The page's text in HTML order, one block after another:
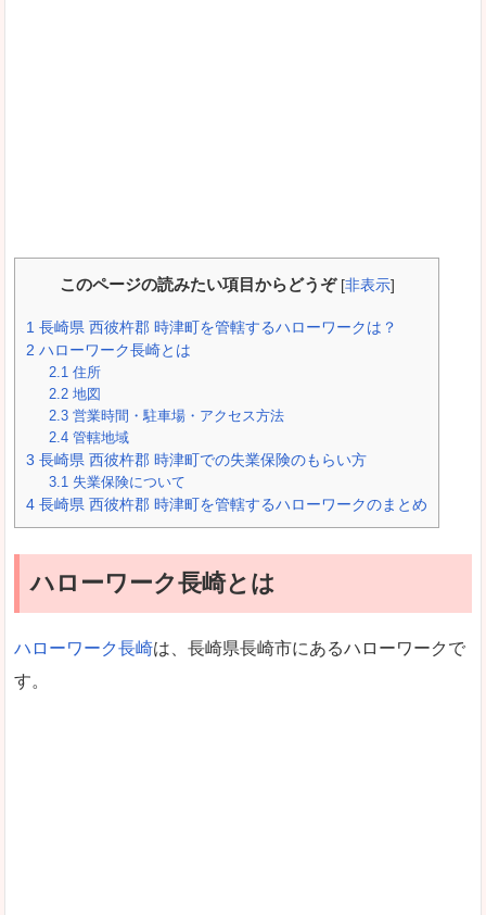
このページの読みたい項目からどうぞ [非表示]
1 長崎県 西彼杵郡 時津町を管轄するハローワークは？
2 ハローワーク長崎とは
2.1 住所
2.2 地図
2.3 営業時間・駐車場・アクセス方法
2.4 管轄地域
3 長崎県 西彼杵郡 時津町での失業保険のもらい方
3.1 失業保険について
4 長崎県 西彼杵郡 時津町を管轄するハローワークのまとめ
ハローワーク長崎とは
ハローワーク長崎は、長崎県長崎市にあるハローワークで
す。